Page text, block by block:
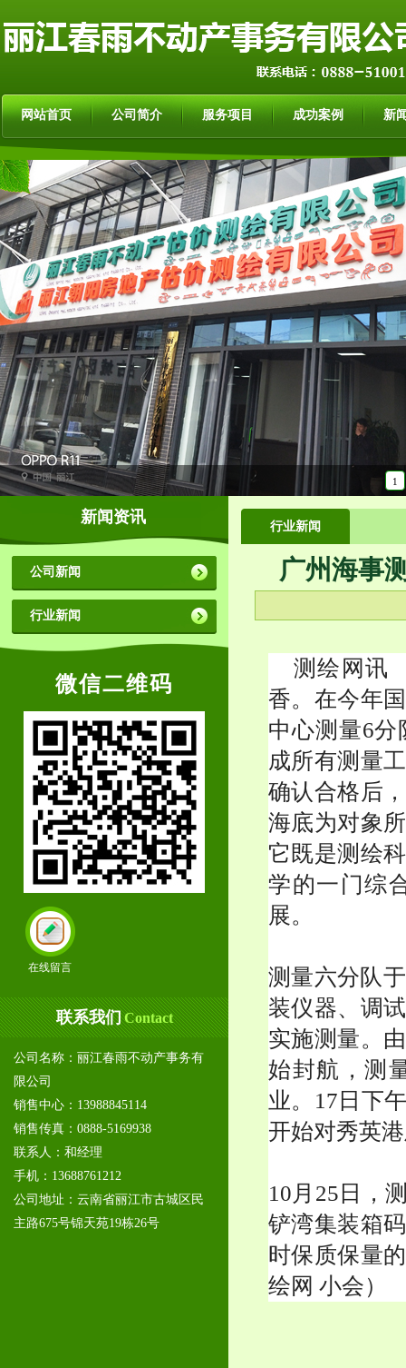
网站首页 公司简介 服务项目 成功案例 新
1
新闻资讯
公司新闻
行业新闻
微信二维码
在线留言
联系我们Contact
公司名称：丽江春雨不动产事务有
限公司
销售中心：13988845114
销售传真：0888-5169938
联系人：和经理
手机：13688761212
公司地址：云南省丽江市古城区民
主路675号锦天苑19栋26号
行业新闻
广州海事
测绘网讯
香。在今年
中心测量6分
成所有测量
确认合格后
海底为对象
它既是测绘
学的一门综
展。
测量六分队
装仪器、调
实施测量。
始封航，测
业。17日下
开始对秀英
10月25日，
铲湾集装箱
时保质保量
绘网 小会）